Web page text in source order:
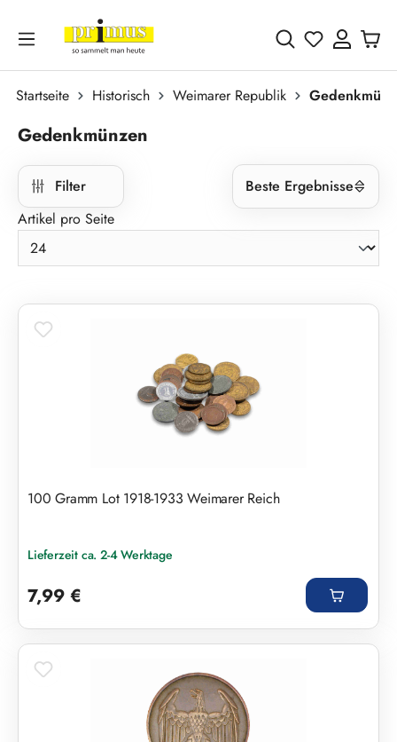
Zum Hauptinhalt springen
Du hast 0
Startseite Historisch Weimarer Republik
Gedenkmünzen
Filter
Beste Ergebnisse
Artikel pro Seite
100 Gramm Lot 1918-1933 Weimarer Reich
Lieferzeit ca. 2-4 Werktage
7,99 €